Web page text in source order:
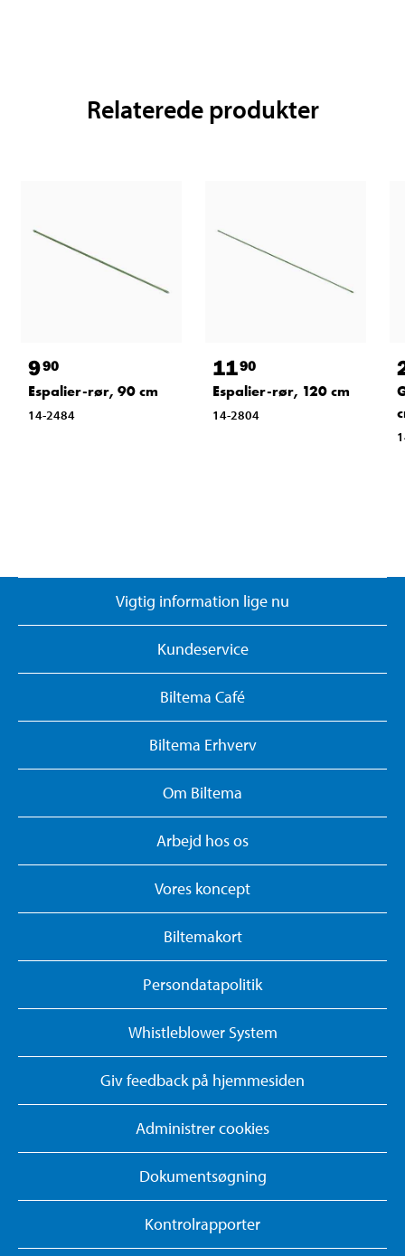
Relaterede produkter
990
Espalier-rør, 90 cm
14-2484
1190
Espalier-rør, 120 cm
14-2804
Vigtig information lige nu
Kundeservice
Biltema Café
Biltema Erhverv
Om Biltema
Arbejd hos os
Vores koncept
Biltemakort
Persondatapolitik
Whistleblower System
Giv feedback på hjemmesiden
Administrer cookies
Dokumentsøgning
Kontrolrapporter